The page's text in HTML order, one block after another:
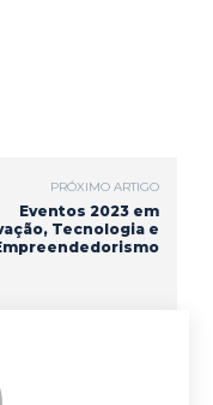
PRÓXIMO ARTIGO
Eventos 2023 em
Tecnologia e